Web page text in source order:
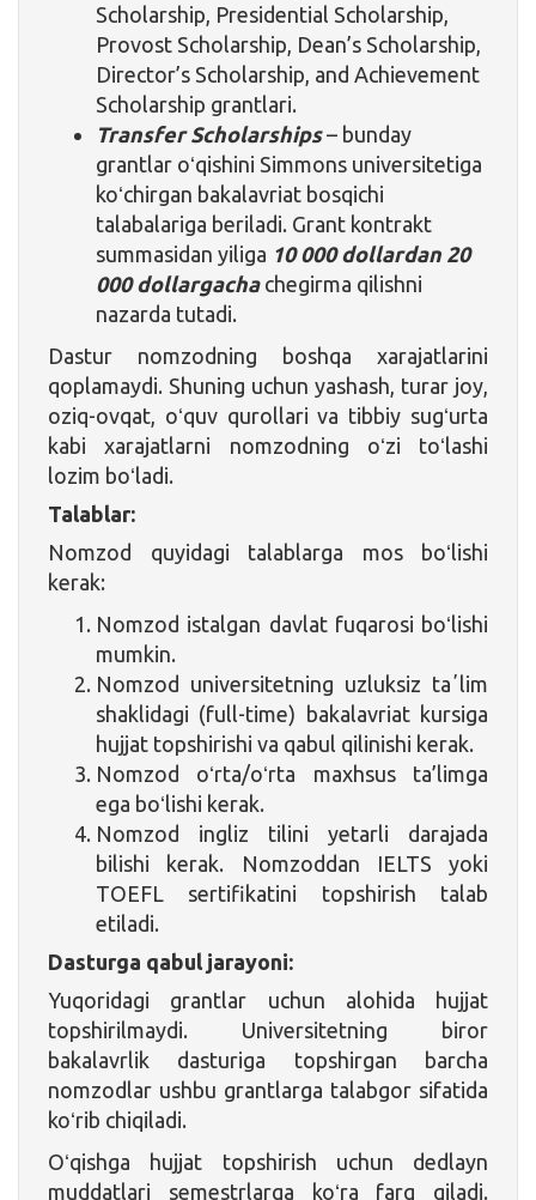
Scholarship, Presidential Scholarship,
Provost Scholarship, Dean’s Scholarship,
Director’s Scholarship, and Achievement
Scholarship grantlari.
Transfer Scholarships– bunday
grantlar oʻqishini Simmons universitetiga
koʻchirgan bakalavriat bosqichi
talabalariga beriladi. Grant kontrakt
summasidan yiliga 10 000 dollardan 20
000 dollargacha chegirma qilishni
nazarda tutadi.
Dastur nomzodning boshqa xarajatlarini
qoplamaydi. Shuning uchun yashash, turar joy,
oziq-ovqat, oʻquv qurollari va tibbiy sugʻurta
kabi xarajatlarni nomzodning oʻzi toʻlashi
lozim boʻladi.
Talablar:
Nomzod quyidagi talablarga mos boʻlishi
kerak:
Nomzod istalgan davlat fuqarosi boʻlishi
mumkin.
Nomzod universitetning uzluksiz taʼlim
shaklidagi (full-time) bakalavriat kursiga
hujjat topshirishi va qabul qilinishi kerak.
Nomzod oʻrta/oʻrta maxhsus ta’limga
ega boʻlishi kerak.
Nomzod ingliz tilini yetarli darajada
bilishi kerak. Nomzoddan IELTS yoki
TOEFL sertifikatini topshirish talab
etiladi.
Dasturga qabul jarayoni:
Yuqoridagi grantlar uchun alohida hujjat
topshirilmaydi. Universitetning biror
bakalavrlik dasturiga topshirgan barcha
nomzodlar ushbu grantlarga talabgor sifatida
koʻrib chiqiladi.
Oʻqishga hujjat topshirish uchun dedlayn
muddatlari semestrlarga koʻra farq qiladi.